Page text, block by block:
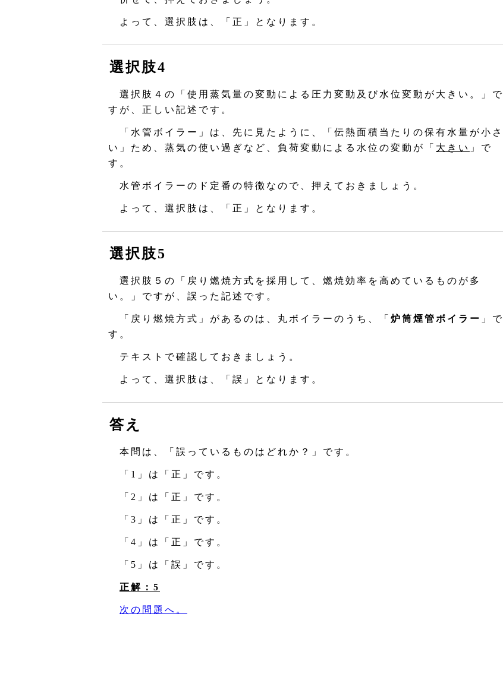
よって、選択肢は、「正」となります。
選択肢4
選択肢４の「使用蒸気量の変動による圧力変動及び水位変動が大きい。」で
すが、正しい記述です。
「水管ボイラー」は、先に見たように、「伝熱面積当たりの保有水量が小さ
い」ため、蒸気の使い過ぎなど、負荷変動による水位の変動が「 大きい 」で
す。
水管ボイラーのド定番の特徴なので、押えておきましょう。
よって、選択肢は、「正」となります。
選択肢5
選択肢５の「戻り燃焼方式を採用して、燃焼効率を高めているものが多
い。」ですが、誤った記述です。
「戻り燃焼方式」があるのは、丸ボイラーのうち、「 炉筒煙管ボイラー 」で
す。
テキストで確認しておきましょう。
よって、選択肢は、「誤」となります。
答え
本問は、「誤っているものはどれか？」です。
「1」は「正」です。
「2」は「正」です。
「3」は「正」です。
「4」は「正」です。
「5」は「誤」です。
正解：5
次の問題へ。